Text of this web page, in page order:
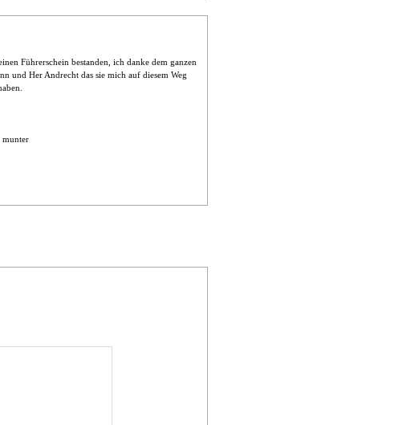
Führerschein bestanden, ich danke dem ganzen
und Her Andrecht das sie mich auf diesem Weg
munter